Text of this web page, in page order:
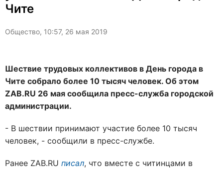
Чите
Общество, 10:57, 26 мая 2019
Шествие трудовых коллективов в День города в
Чите собрало более 10 тысяч человек. Об этом
ZAB.RU 26 мая сообщила пресс-служба городской
администрации.
- В шествии принимают участие более 10 тысяч
человек, - сообщили в пресс-службе.
Ранее ZAB.RU писал, что вместе с читинцами в